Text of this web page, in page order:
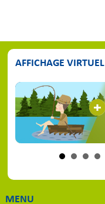
AFFICHAGE VIRTUEL
MENU